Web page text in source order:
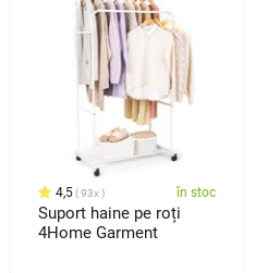
4,5 93x în stoc
Suport haine pe roți
4Home Garment